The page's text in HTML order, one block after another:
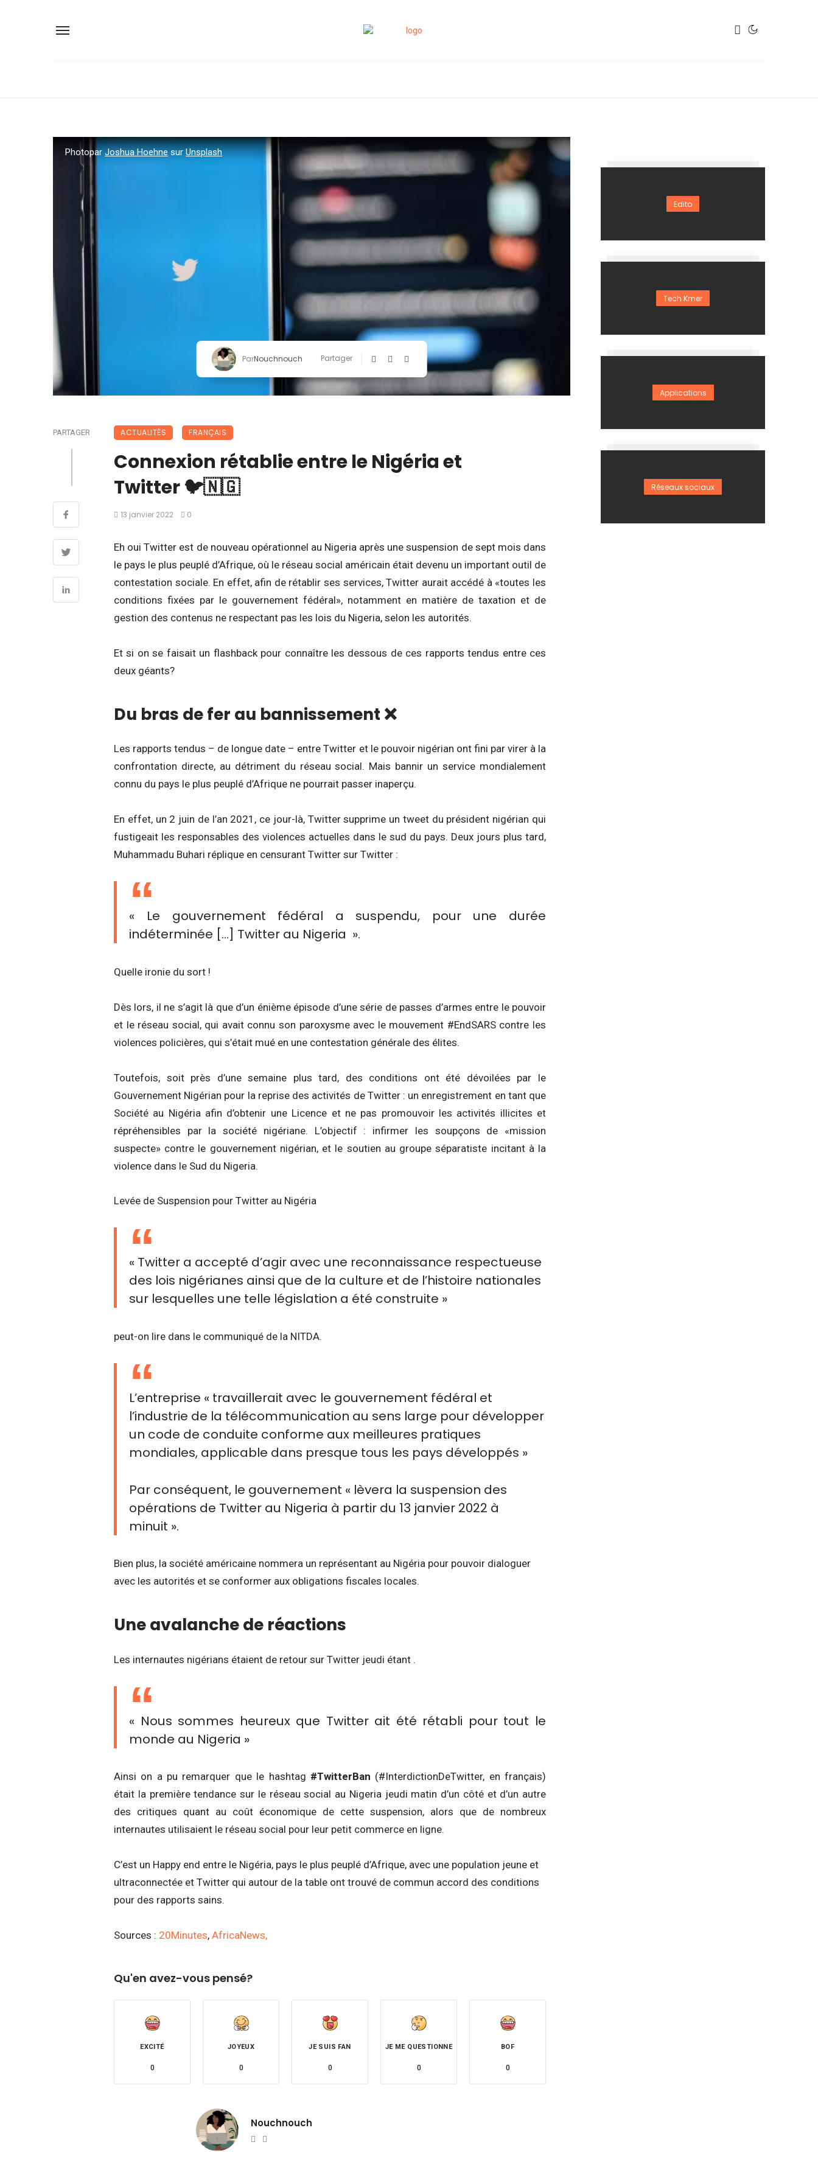
PhotoparJoshua HoehnesurUnsplash
ParNouchnouch Partager
PARTAGER ACTUALITÉS FRANÇAIS
Connexion rétablie entre le Nigéria et
Twitter 🐦🇳🇬
13 janvier 2022 0
Eh oui Twitter est de nouveau opérationnel au Nigeria après une suspension de sept mois dans
le pays le plus peuplé d’Afrique, où le réseau social américain était devenu un important outil de
contestation sociale. En effet, afin de rétablir ses services, Twitter aurait accédé à «toutes les
conditions fixées par le gouvernement fédéral», notamment en matière de taxation et de
gestion des contenus ne respectant pas les lois du Nigeria, selon les autorités.
Et si on se faisait un flashback pour connaître les dessous de ces rapports tendus entre ces
deux géants?
Du bras de fer au bannissement ❌
Les rapports tendus – de longue date – entre Twitter et le pouvoir nigérian ont fini par virer à la
confrontation directe, au détriment du réseau social. Mais bannir un service mondialement
connu du pays le plus peuplé d’Afrique ne pourrait passer inaperçu.
En effet, un 2 juin de l’an 2021, ce jour-là, Twitter supprime un tweet du président nigérian qui
fustigeait les responsables des violences actuelles dans le sud du pays. Deux jours plus tard,
Muhammadu Buhari réplique en censurant Twitter sur Twitter :
« Le gouvernement fédéral a suspendu, pour une durée
indéterminée […] Twitter au Nigeria ».
Quelle ironie du sort !
Dès lors, il ne s’agit là que d’un énième épisode d’une série de passes d’armes entre le pouvoir
et le réseau social, qui avait connu son paroxysme avec le mouvement #EndSARS contre les
violences policières, qui s’était mué en une contestation générale des élites.
Toutefois, soit près d’une semaine plus tard, des conditions ont été dévoilées par le
Gouvernement Nigérian pour la reprise des activités de Twitter : un enregistrement en tant que
Société au Nigéria afin d’obtenir une Licence et ne pas promouvoir les activités illicites et
répréhensibles par la société nigériane. L’objectif : infirmer les soupçons de «mission
suspecte» contre le gouvernement nigérian, et le soutien au groupe séparatiste incitant à la
violence dans le Sud du Nigeria.
Levée de Suspension pour Twitter au Nigéria
« Twitter a accepté d’agir avec une reconnaissance respectueuse
des lois nigérianes ainsi que de la culture et de l’histoire nationales
sur lesquelles une telle législation a été construite »
peut-on lire dans le communiqué de la NITDA.
L’entreprise « travaillerait avec le gouvernement fédéral et
l’industrie de la télécommunication au sens large pour développer
un code de conduite conforme aux meilleures pratiques
mondiales, applicable dans presque tous les pays développés »
Par conséquent, le gouvernement « lèvera la suspension des
opérations de Twitter au Nigeria à partir du 13 janvier 2022 à
minuit ».
Bien plus, la société américaine nommera un représentant au Nigéria pour pouvoir dialoguer
avec les autorités et se conformer aux obligations fiscales locales.
Une avalanche de réactions
Les internautes nigérians étaient de retour sur Twitter jeudi étant .
« Nous sommes heureux que Twitter ait été rétabli pour tout le
monde au Nigeria »
Ainsi on a pu remarquer que le hashtag #TwitterBan (#InterdictionDeTwitter, en français)
était la première tendance sur le réseau social au Nigeria jeudi matin d’un côté et d’un autre
des critiques quant au coût économique de cette suspension, alors que de nombreux
internautes utilisaient le réseau social pour leur petit commerce en ligne.
C’est un Happy end entre le Nigéria, pays le plus peuplé d’Afrique, avec une population jeune et
ultraconnectée et Twitter qui autour de la table ont trouvé de commun accord des conditions
pour des rapports sains.
Sources : 20Minutes, AfricaNews,
Qu'en avez-vous pensé?
EXCITÉ
0
JOYEUX
0
JE SUIS FAN
0
JE ME QUESTIONNE
0
BOF
0
Nouchnouch
Website
Edito
Tech Kmer
Applications
Réseaux sociaux